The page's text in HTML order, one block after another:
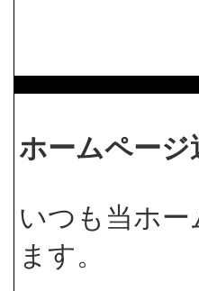
ホームページ
いつも当ホ
ます。